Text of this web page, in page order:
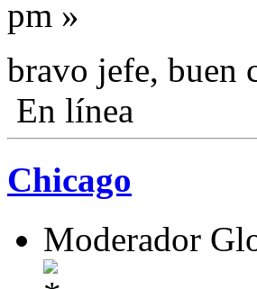
pm »
bravo jefe,
En línea
Chicago
Moderador